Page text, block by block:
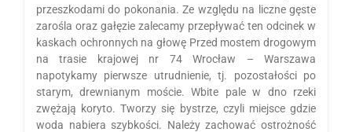
przeszkodami do pokonania. Ze względu na liczne gęste
zarośla oraz gałęzie zalecamy przepływać ten odcinek w
kaskach ochronnych na głowę Przed mostem drogowym
na trasie krajowej nr 74 Wrocław – Warszawa
napotykamy pierwsze utrudnienie, tj. pozostałości po
starym, drewnianym moście. Wbite pale w dno rzeki
zwężają koryto. Tworzy się bystrze, czyli miejsce gdzie
woda nabiera szybkości. Należy zachować ostrożność